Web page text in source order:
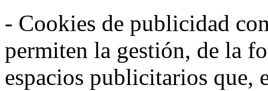
- Cookies de publicidad
permiten la gestión, de la
espacios publicitarios que,